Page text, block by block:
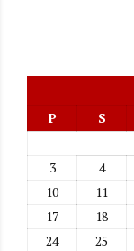
P
S
3
4
10
11
17
18
24
25